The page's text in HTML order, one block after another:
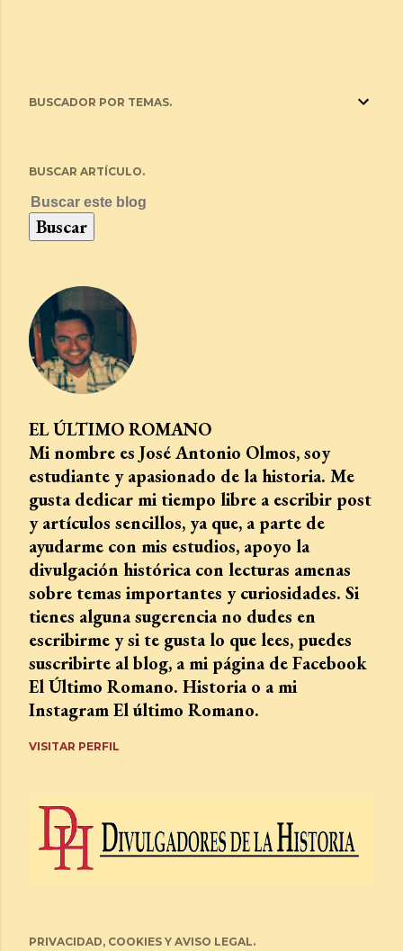
BUSCADOR POR TEMAS.
BUSCAR ARTÍCULO.
EL ÚLTIMO ROMANO
Mi nombre es José Antonio Olmos, soy
estudiante y apasionado de la historia. Me
gusta dedicar mi tiempo libre a escribir post
y artículos sencillos, ya que, a parte de
ayudarme con mis estudios, apoyo la
divulgación histórica con lecturas amenas
sobre temas importantes y curiosidades. Si
tienes alguna sugerencia no dudes en
escribirme y si te gusta lo que lees, puedes
suscribirte al blog, a mi página de Facebook
El Último Romano. Historia o a mi
Instagram El último Romano.
VISITAR PERFIL
PRIVACIDAD, COOKIES Y AVISO LEGAL.